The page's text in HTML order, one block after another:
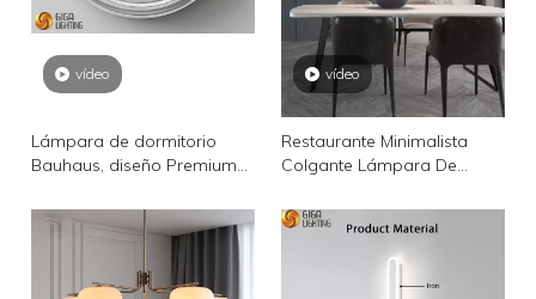
vídeo
Lámpara de dormitorio
Bauhaus, diseño Premium
sala de estar, protección
ocular de espectro
LED redondas
vídeo
Restaurante Minimalista
Colgante Lámpara De
Acero Inoxidable Luz
Postmoderna Sala De Estar
De Lujo Oficina Lámparas Y
Linternas Largas